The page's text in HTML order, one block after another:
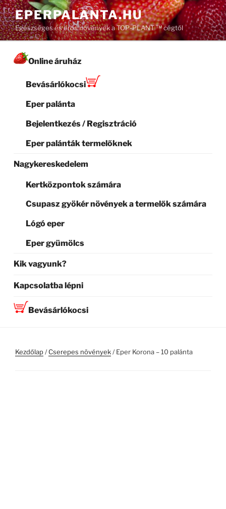
Tartalomhoz
EPERPALANTA.HU
Egészséges és erős növények a TOP-PLANT ™ cégtől
Online áruház
Bevásárlókocsi
Eper palánta
Bejelentkezés / Regisztráció
Eper palánták termelőknek
Nagykereskedelem
Kertközpontok számára
Csupasz gyökér növények a termelők számára
Lógó eper
Eper gyümölcs
Kik vagyunk?
Kapcsolatba lépni
Bevásárlókocsi
Kezdőlap/Cserepes növények/ Eper Korona – 10 palánta